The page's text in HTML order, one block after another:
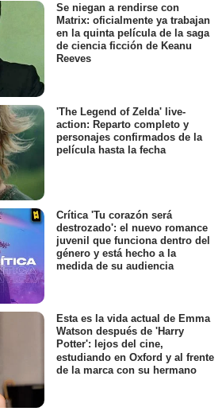
Se niegan a rendirse con
Matrix: oficialmente ya trabajan
en la quinta película de la saga
de ciencia ficción de Keanu
Reeves
'The Legend of Zelda' live-
action: Reparto completo y
personajes confirmados de la
película hasta la fecha
Crítica 'Tu corazón será
destrozado': el nuevo romance
juvenil que funciona dentro del
género y está hecho a la
medida de su audiencia
Esta es la vida actual de Emma
Watson después de 'Harry
Potter': lejos del cine,
estudiando en Oxford y al frente
de la marca con su hermano